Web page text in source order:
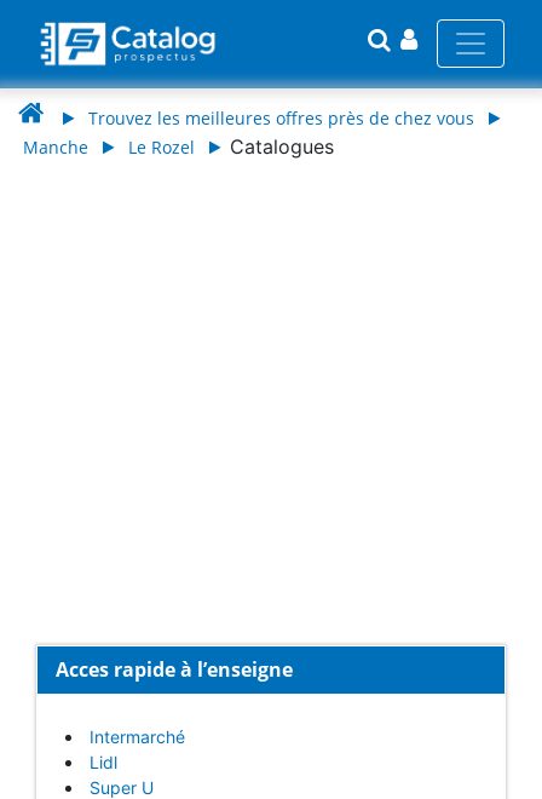
Trouvez les meilleures offres près de chez vous
Manche
Le Rozel Catalogues
Acces rapide à l’enseigne
Intermarché
Lidl
Super U